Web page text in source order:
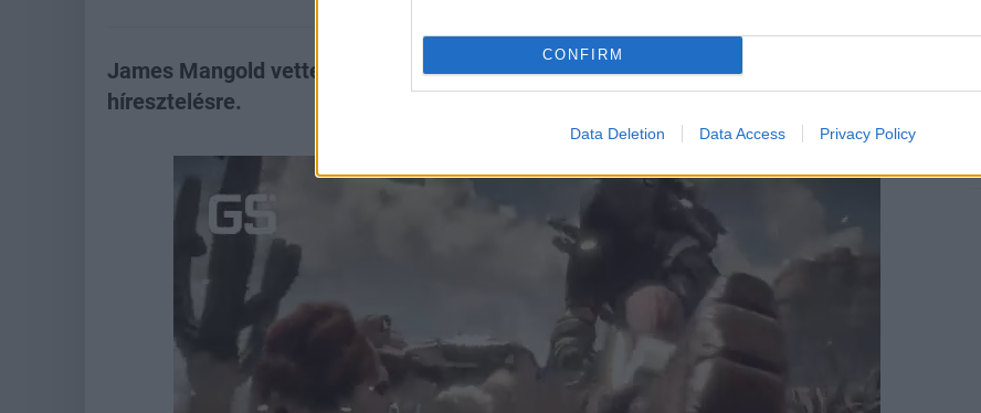
CONFIRM
Data Deletion Data Access Privacy Policy
James Mangold vette a fáradságot, és egyenként reagált az összes hajmeresztő
híresztelésre.